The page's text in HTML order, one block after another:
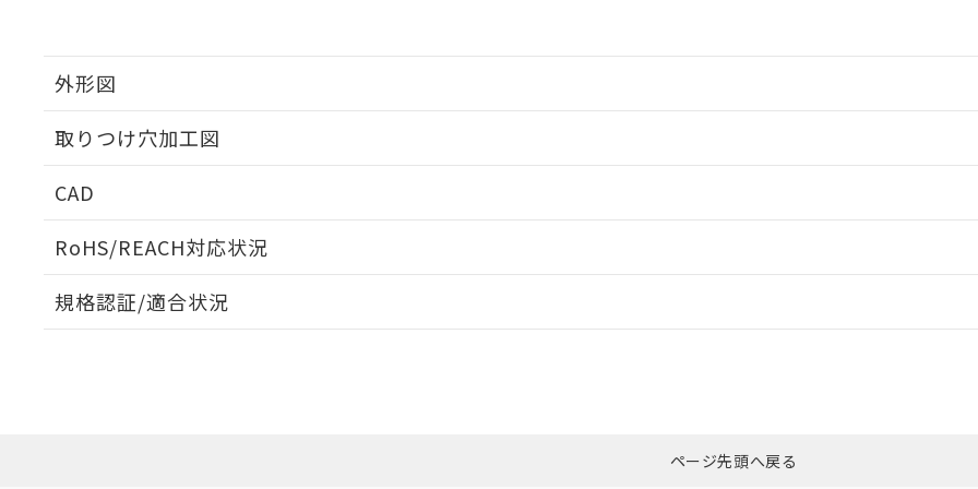
外形図
取りつけ穴加工図
CAD
RoHS/REACH対応状況
EU RoHS 注意事項・凡例
ダウンロードはこちら
規格認証/適合状況
ページ先頭へ戻る